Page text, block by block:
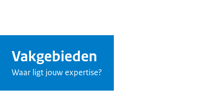
Vakgebieden
Waar ligt jouw expertise?